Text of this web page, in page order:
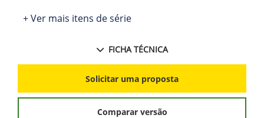
+ Ver mais itens de série
FICHA TÉCNICA
Solicitar uma proposta
Comparar versão